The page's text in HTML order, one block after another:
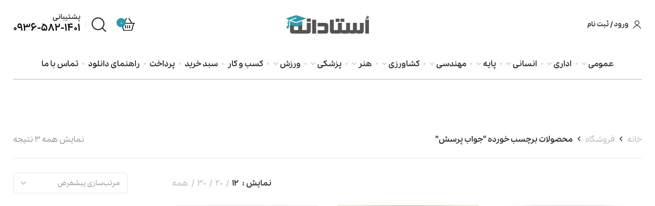
ورود / ثبت نام 0
پشتیبانی
0936-582-1401
عمومی اداری انسانی پایه مهندسی کشاورزی هنر پزشکی ورزش کسب و کار سبد خرید پرداخت راهنمای دانلود تماس با ما
خانه فروشگاه محصولات برچسب خورده “جواب پرسش” نمایش همه 3 نتیجه
نمایش 12
20
30 همه